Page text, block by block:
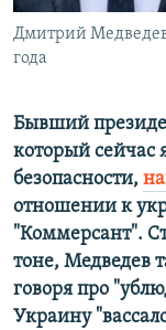
Все сайты
Дмитрий
года
Бывший
который сейчас
безопасности,
отношении к
"Коммерсант".
тоне, Медведев
говоря про
Украину